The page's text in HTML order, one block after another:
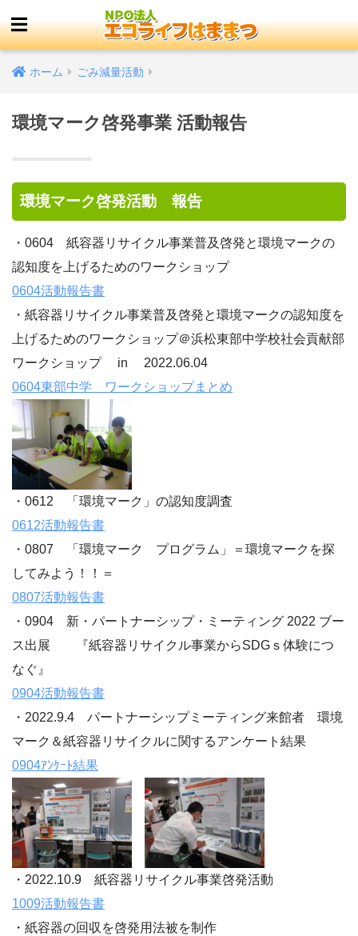
ホーム ごみ減量活動
環境マーク啓発事業 活動報告
環境マーク啓発活動 報告
・0604 紙容器リサイクル事業普及啓発と環境マークの
認知度を上げるためのワークショップ
0604活動報告書
・紙容器リサイクル事業普及啓発と環境マークの認知度を
上げるためのワークショップ＠浜松東部中学校社会貢献部
ワークショップ in 2022.06.04
0604東部中学 ワークショップまとめ
・0612 「環境マーク」の認知度調査
0612活動報告書
・0807 「環境マーク プログラム」＝環境マークを探
してみよう！！＝
0807活動報告書
・0904 新・パートナーシップ・ミーティング 2022 ブー
ス出展 『紙容器リサイクル事業からSDGｓ体験につ
なぐ』
0904活動報告書
・2022.9.4 パートナーシップミーティング来館者 環境
マーク＆紙容器リサイクルに関するアンケート結果
0904ｱﾝｹｰﾄ結果
・2022.10.9 紙容器リサイクル事業啓発活動
1009活動報告書
・紙容器の回収を啓発用法被を制作